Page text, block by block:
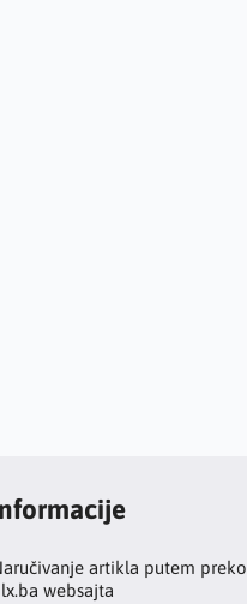
artikla putem preko
websajta